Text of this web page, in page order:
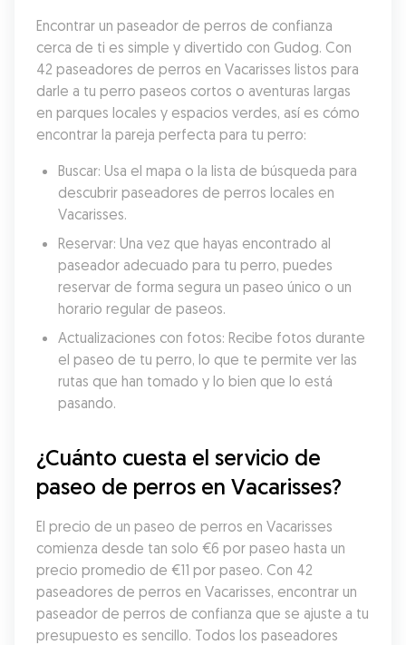
Encontrar un paseador de perros de confianza
cerca de ti es simple y divertido con Gudog. Con
42 paseadores de perros en Vacarisses listos para
darle a tu perro paseos cortos o aventuras largas
en parques locales y espacios verdes, así es cómo
encontrar la pareja perfecta para tu perro:
Buscar: Usa el mapa o la lista de búsqueda para
descubrir paseadores de perros locales en
Vacarisses.
Reservar: Una vez que hayas encontrado al
paseador adecuado para tu perro, puedes
reservar de forma segura un paseo único o un
horario regular de paseos.
Actualizaciones con fotos: Recibe fotos durante
el paseo de tu perro, lo que te permite ver las
rutas que han tomado y lo bien que lo está
pasando.
¿Cuánto cuesta el servicio de
paseo de perros en Vacarisses?
El precio de un paseo de perros en Vacarisses
comienza desde tan solo €6 por paseo hasta un
precio promedio de €11 por paseo. Con 42
paseadores de perros en Vacarisses, encontrar un
paseador de perros de confianza que se ajuste a tu
presupuesto es sencillo. Todos los paseadores